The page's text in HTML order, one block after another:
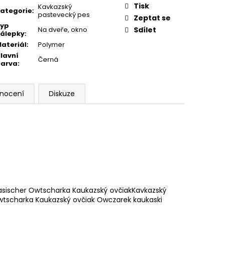
: Kavkazský
pastevecký pes
:
Na dveře, okno
:
Polymer
: Černá
Tisk
Zeptat se
Sdílet
Diskuze
Owtscharka Kaukazský ovčiakKavkazský
Kaukazský ovčiak Owczarek kaukaski